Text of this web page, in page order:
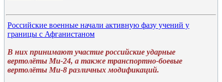
Российские военные начали активную фазу учений у
границы с Афганистаном
В них принимают участие российские ударные
вертолёты Ми-24, а также транспортно-боевые
вертолёты Ми-8 различных модификаций.